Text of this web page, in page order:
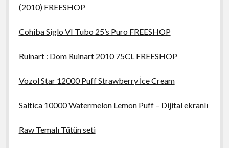
(2010) FREESHOP
Cohiba Siglo VI Tubo 25’s Puro FREESHOP
Ruinart : Dom Ruinart 2010 75CL FREESHOP
Vozol Star 12000 Puff Strawberry İce Cream
Saltica 10000 Watermelon Lemon Puff – Dijital ekranlı
Raw Temalı Tütün seti